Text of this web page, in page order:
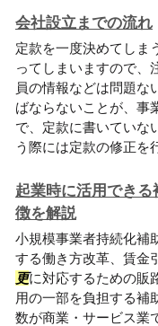
会社設立までの流れ
定款を一度決めてしま
ってしまいますので、
員の情報などは問題な
ばならないことが、事
で、定款に書いていな
う際には定款の修正を
起業時に活用でき
徴を解説
小規模事業者持続化補
する働き方改革、賃金
更に対応するための販
用の一部を負担する補
数が商業・サービス業